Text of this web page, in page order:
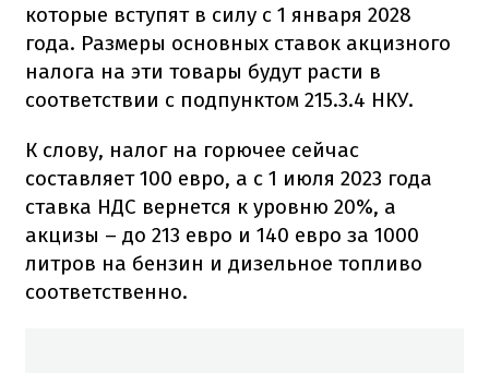
которые вступят в силу с 1 января 2028
года. Размеры основных ставок акцизного
налога на эти товары будут расти в
соответствии с подпунктом 215.3.4 НКУ.
К слову, налог на горючее сейчас
составляет 100 евро, а с 1 июля 2023 года
ставка НДС вернется к уровню 20%, а
акцизы – до 213 евро и 140 евро за 1000
литров на бензин и дизельное топливо
соответственно.